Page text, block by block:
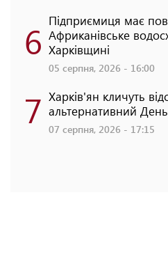
6 Підприємиця має
Африканівське
Харківщині
05 серпня, 2026 - 16:00
7 Харків'ян кличуть
альтернативний День
07 серпня, 2026 - 17:15